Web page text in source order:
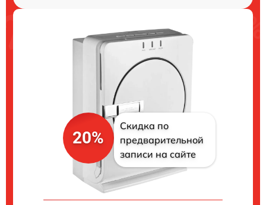
20%
Скидка по
предварительной
записи на сайте